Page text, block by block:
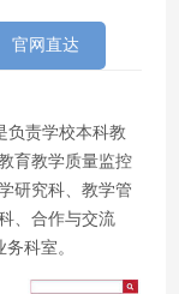
官网直达
负责学校本科教
育教学质量监控
研究科、教学管
、合作与交流
科室。